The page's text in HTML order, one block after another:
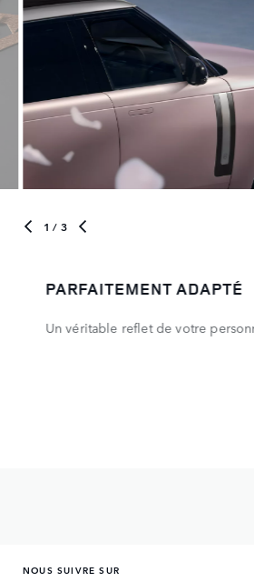
1 / 3
PARFAITEMENT ADAPTÉ
Un véritable reflet de votre
NOUS SUIVRE SUR